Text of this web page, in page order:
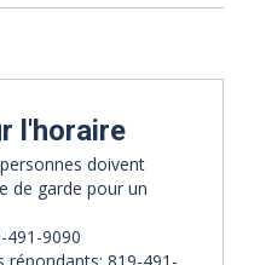
l'horaire
doivent
de garde pour un
491-9090